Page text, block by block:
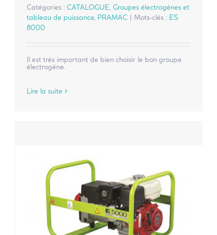
Catégories : CATALOGUE, Groupes électrogènes et
tableau de puissance, PRAMAC | Mots-clés : ES
8000
Il est très important de bien choisir le bon groupe
électrogène.
Lire la suite